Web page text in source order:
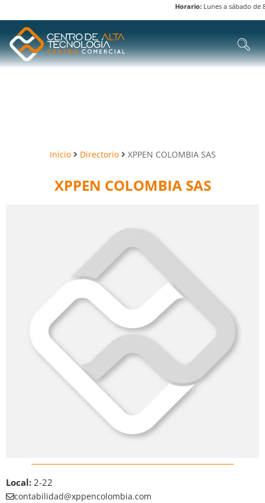
Horario:Lunes a sábado de 8
Inicio Directorio XPPEN COLOMBIA SAS
XPPEN COLOMBIA SAS
Local: 2-22
contabilidad@xppencolombia.com